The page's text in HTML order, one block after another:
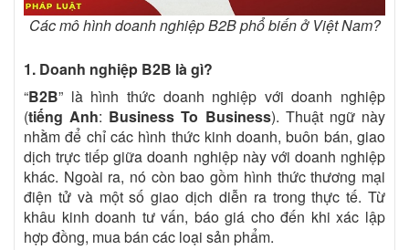
Các mô hình doanh nghiệp B2B phổ biến ở Việt Nam?
1. Doanh nghiệp B2B là gì?
“B2B” là hình thức doanh nghiệp với doanh nghiệp
(tiếng Anh: Business To Business). Thuật ngữ này
nhằm để chỉ các hình thức kinh doanh, buôn bán, giao
dịch trực tiếp giữa doanh nghiệp này với doanh nghiệp
khác. Ngoài ra, nó còn bao gồm hình thức thương mại
điện tử và một số giao dịch diễn ra trong thực tế. Từ
khâu kinh doanh tư vấn, báo giá cho đến khi xác lập
hợp đồng, mua bán các loại sản phẩm.